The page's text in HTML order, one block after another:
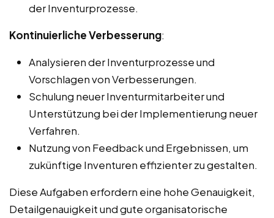
der Inventurprozesse.
Kontinuierliche Verbesserung:
Analysieren der Inventurprozesse und
Vorschlagen von Verbesserungen.
Schulung neuer Inventurmitarbeiter und
Unterstützung bei der Implementierung neuer
Verfahren.
Nutzung von Feedback und Ergebnissen, um
zukünftige Inventuren effizienter zu gestalten.
Diese Aufgaben erfordern eine hohe Genauigkeit,
Detailgenauigkeit und gute organisatorische